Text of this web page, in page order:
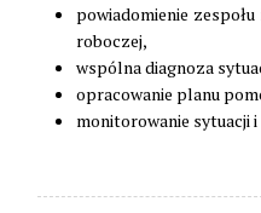
powiadomienie
roboczej,
wspólna diagnoza
opracowanie planu
monitorowanie sytuacji